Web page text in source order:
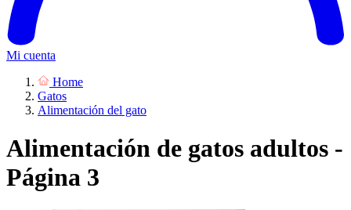
Mi cuenta
Home
Gatos
Alimentación del gato
Alimentación de gatos adultos -
Página 3